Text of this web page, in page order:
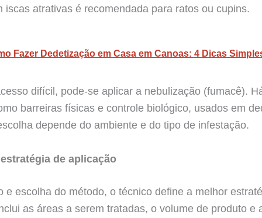
iscas atrativas é recomendada para ratos ou cupins.
Fazer Dedetização em Casa em Canoas: 4 Dicas
difícil, pode-se aplicar a nebulização (fumacê).
barreiras físicas e controle biológico, usados em
depende do ambiente e do tipo de infestação.
de aplicação
e escolha do método, o técnico define a melhor
as áreas a serem tratadas, o volume de produto e